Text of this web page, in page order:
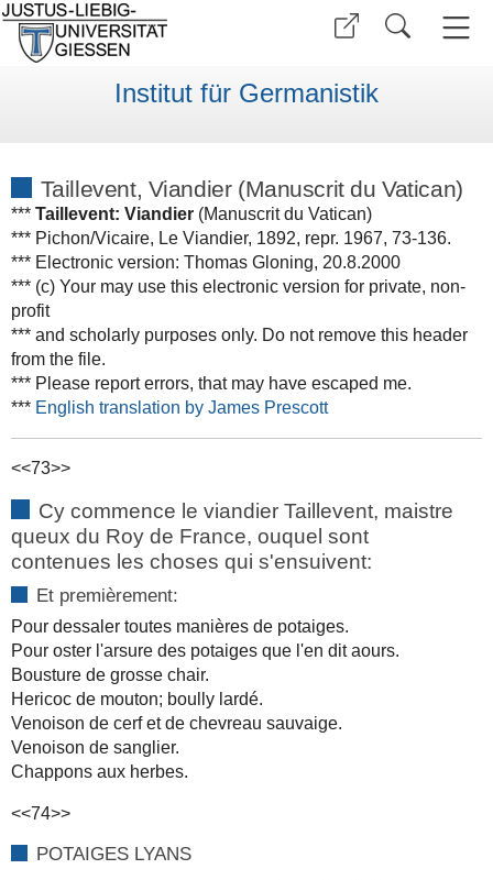
Institut für Germanistik
Taillevent, Viandier (Manuscrit du Vatican)
*** Taillevent: Viandier(Manuscrit du Vatican)
*** Pichon/Vicaire, Le Viandier, 1892, repr. 1967, 73-136.
*** Electronic version: Thomas Gloning, 20.8.2000
*** (c) Your may use this electronic version for private, non-
profit
*** and scholarly purposes only. Do not remove this header
from the file.
*** Please report errors, that may have escaped me.
*** English translation by James Prescott
<<73>>
Cy commence le viandier Taillevent, maistre
queux du Roy de France, ouquel sont
contenues les choses qui s'ensuivent:
Et premièrement:
Pour dessaler toutes manières de potaiges.
Pour oster l'arsure des potaiges que l'en dit aours.
Bousture de grosse chair.
Hericoc de mouton; boully lardé.
Venoison de cerf et de chevreau sauvaige.
Venoison de sanglier.
Chappons aux herbes.
<<74>>
POTAIGES LYANS